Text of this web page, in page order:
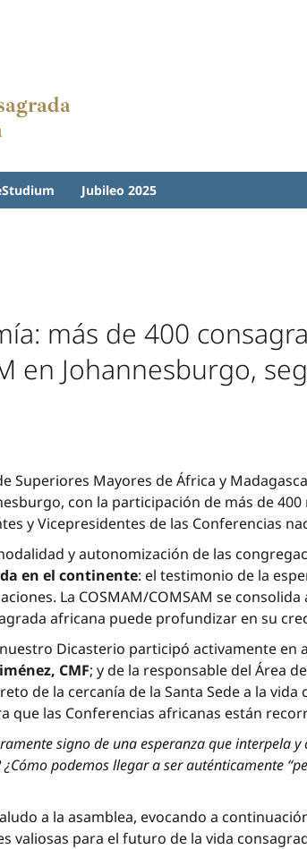
Jubileo 2025
más de 400
en Johannesburgo,
Superiores Mayores de África y
con la participación de más de
y Vicepresidentes de las Conferencias
y autonomización de las
en el continente: el testimonio de la
La COSMAM/COMSAM se
africana puede profundizar en su
Dicasterio participó activamente en
CMF; y de la responsable del Área
de la cercanía de la Santa Sede a la
las Conferencias africanas están
signo de una esperanza que interpela
podemos llegar a ser auténticamente
a la asamblea, evocando a
para el futuro de la vida